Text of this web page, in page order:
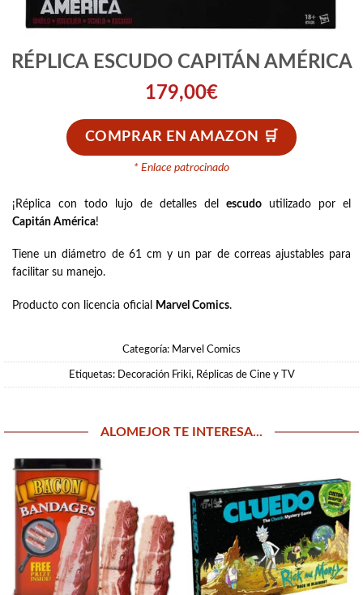
RÉPLICA ESCUDO CAPITÁN AMÉRICA
179,00€
COMPRAR EN AMAZON
* Enlace patrocinado
¡Réplica con todo lujo de detalles del escudo utilizado por el
Capitán América!
Tiene un diámetro de 61 cm y un par de correas ajustables para
facilitar su manejo.
Producto con licencia oficial Marvel Comics.
Categoría: Marvel Comics
Etiquetas: Decoración Friki, Réplicas de Cine y TV
ALOMEJOR TE INTERESA...